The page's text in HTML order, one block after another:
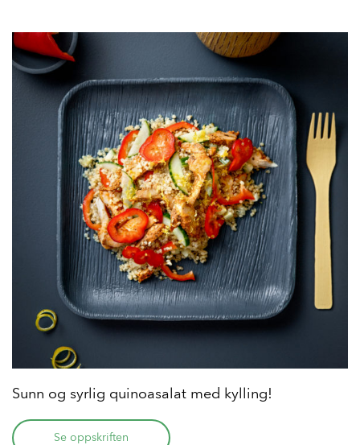
Sunn og syrlig quinoasalat med kylling!
Se oppskriften